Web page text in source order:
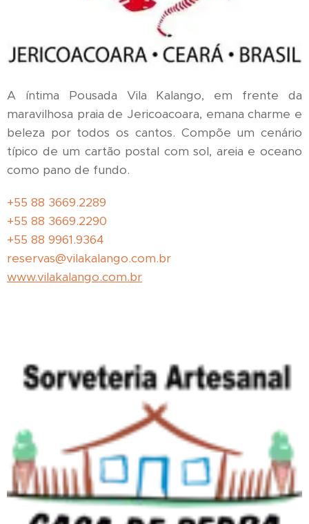
A íntima Pousada Vila Kalango, em frente da
maravilhosa praia de Jericoacoara, emana charme e
beleza por todos os cantos. Compõe um cenário
típico de um cartão postal com sol, areia e oceano
como pano de fundo.
+55 88 3669.2289
+55 88 3669.2290
+55 88 9961.9364
reservas@vilakalango.com.br
www.vilakalango.com.br